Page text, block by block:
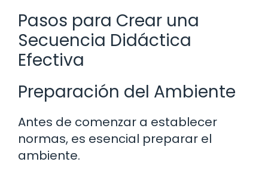
Pasos para Crear una
Secuencia Didáctica
Efectiva
Preparación del Ambiente
Antes de comenzar a establecer
normas, es esencial preparar el
ambiente.